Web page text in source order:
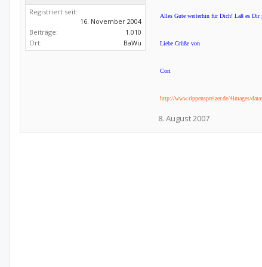
Registriert seit:
16. November 2004
Beiträge:
1.010
Ort:
BaWü
Alles Gute weiterhin für Dich! Laß es Dir
Liebe Grüße von
Cori
http://www.rippenspreizer.de/4images/
8. August 2007